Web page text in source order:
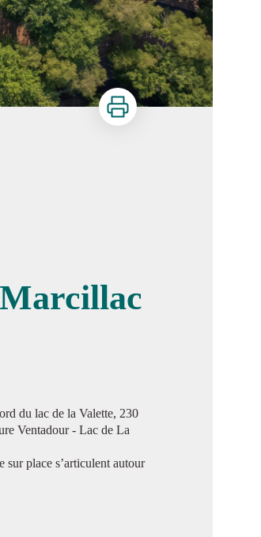
Imprimer
du lac de la Valette, 230
Ventadour - Lac de La
sur place s’articulent autour